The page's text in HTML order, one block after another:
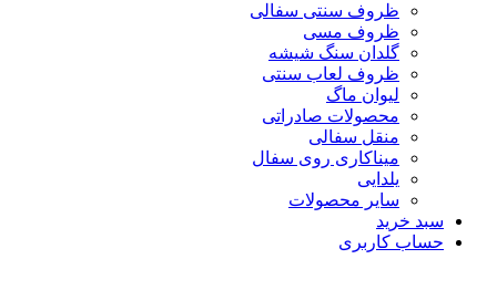
ظروف سنتی سفالی
ظروف مسی
گلدان سنگ شیشه
ظروف لعاب سنتی
لیوان ماگ
محصولات صادراتی
منقل سفالی
میناکاری روی سفال
یلدایی
سایر محصولات
سبد خرید
حساب کاربری